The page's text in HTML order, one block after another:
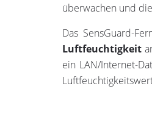
überwachen und
Das SensGuard-
Luftfeuchtigkeit
ein LAN/Internet-